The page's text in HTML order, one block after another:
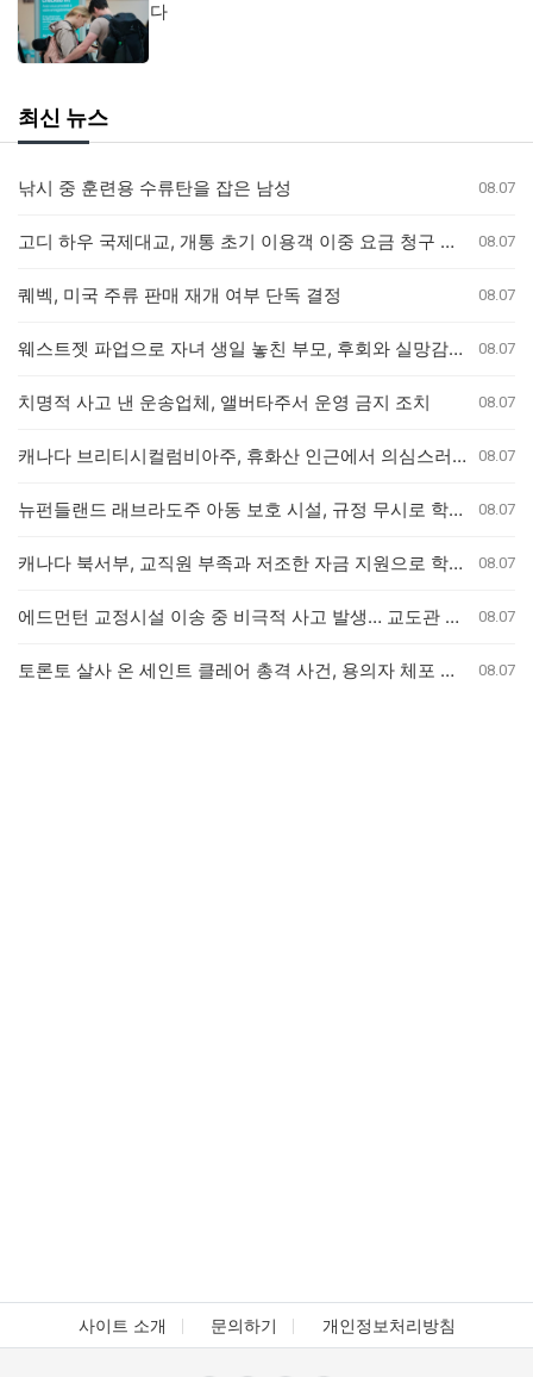
다
최신 뉴스
낚시 중 훈련용 수류탄을 잡은 남성 08.07
고디 하우 국제대교, 개통 초기 이용객 이중 요금 청구 의혹 제기 08.07
퀘벡, 미국 주류 판매 재개 여부 단독 결정 08.07
웨스트젯 파업으로 자녀 생일 놓친 부모, 후회와 실망감 호소 08.07
치명적 사고 낸 운송업체, 앨버타주서 운영 금지 조치 08.07
캐나다 브리티시컬럼비아주, 휴화산 인근에서 의심스러운 산불 잇따라 발생 08.07
뉴펀들랜드 래브라도주 아동 보호 시설, 규정 무시로 학대 사건 은폐 의혹 08.07
캐나다 북서부, 교직원 부족과 저조한 자금 지원으로 학교 결석률 심화 우려 08.07
에드먼턴 교정시설 이송 중 비극적 사고 발생… 교도관 2명 및 수감자 1명 사망 08.07
토론토 살사 온 세인트 클레어 총격 사건, 용의자 체포 발표 예정 08.07
사이트 소개 문의하기 개인정보처리방침